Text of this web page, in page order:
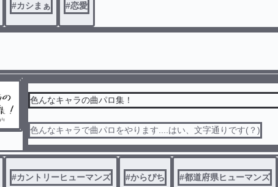
#カシまぁ #恋愛
色んなキャラの曲パロ集！
色んなキャラで曲パロをやります....はい、文字通りです(？)
#カントリーヒューマンズ #からぴち #都道府県ヒューマンズ